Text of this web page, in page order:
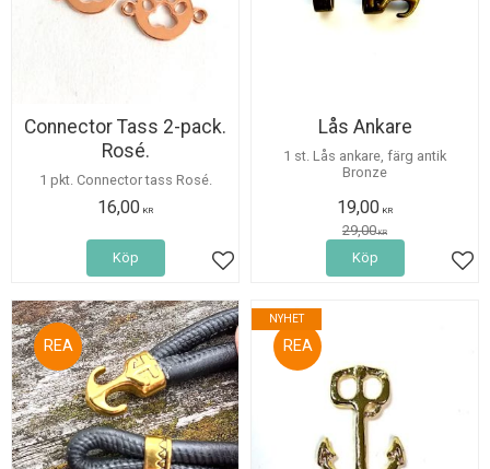
Connector Tass 2-pack.
Rosé.
1 pkt. Connector tass Rosé.
16,00 KR
Lägg till i favoriter
Köp
Lås Ankare
1 st. Lås ankare, färg antik
Bronze
19,00 KR
29,00KR
Köp
34% 20%
NYHET